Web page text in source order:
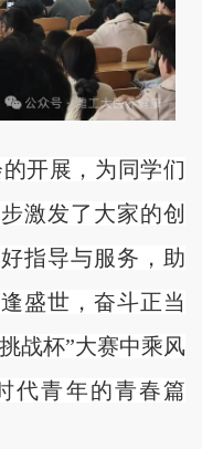
开展，为同学们
激发了大家的创
指导与服务，助
盛世，奋斗正当
战杯”大赛中乘风
代青年的青春篇